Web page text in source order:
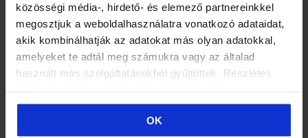
közösségi média-, hirdető- és elemező partnereinkkel
megosztjuk a weboldalhasználatra vonatkozó adataidat,
akik kombinálhatják az adatokat más olyan adatokkal,
amelyeket te adtál meg számukra vagy az általad
használt más szolgáltatásokból gyűjtöttek. Részletes
OK
MOHLO BY VÁS TAKÉ ZAJÍMAT ...